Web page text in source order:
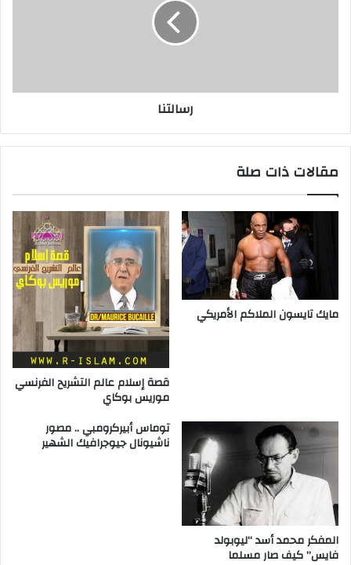
رسالتنا
مقالات ذات صلة
مايك تايسون الملاكم الأمريكي
قصة إسلام عالم التشريح الفرنسي
موريس بوكاي
المفكر محمد أسد “ليوبولد
فايس” كيف صار مسلما
توماس أبيركرومبي .. مصور
ناشيونال جيوجرافيك الشهير